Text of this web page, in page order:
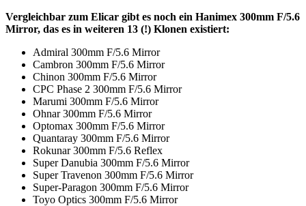
Vergleichbar zum Elicar gibt es noch ein Hanimex 300mm F/5.6
Mirror, das es in weiteren 13 (!) Klonen existiert:
Admiral 300mm F/5.6 Mirror
Cambron 300mm F/5.6 Mirror
Chinon 300mm F/5.6 Mirror
CPC Phase 2 300mm F/5.6 Mirror
Marumi 300mm F/5.6 Mirror
Ohnar 300mm F/5.6 Mirror
Optomax 300mm F/5.6 Mirror
Quantaray 300mm F/5.6 Mirror
Rokunar 300mm F/5.6 Reflex
Super Danubia 300mm F/5.6 Mirror
Super Travenon 300mm F/5.6 Mirror
Super-Paragon 300mm F/5.6 Mirror
Toyo Optics 300mm F/5.6 Mirror